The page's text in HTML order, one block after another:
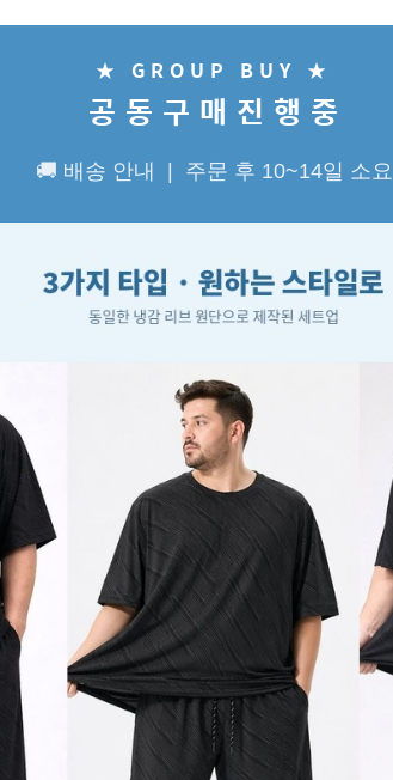
★ GROUP BUY ★
공 동 구 매 진 행 중
🚚 배송 안내 | 주문 후 10~14일 소요